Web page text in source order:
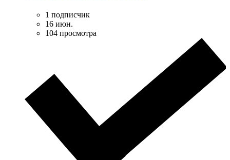
1 подписчик
16 июн.
104 просмотра